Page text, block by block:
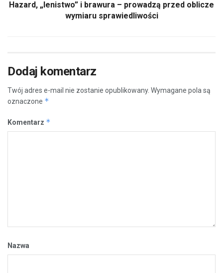
Hazard, „lenistwo” i brawura – prowadzą przed oblicze
wymiaru sprawiedliwości
Dodaj komentarz
Twój adres e-mail nie zostanie opublikowany. Wymagane pola są
oznaczone *
Komentarz *
Nazwa